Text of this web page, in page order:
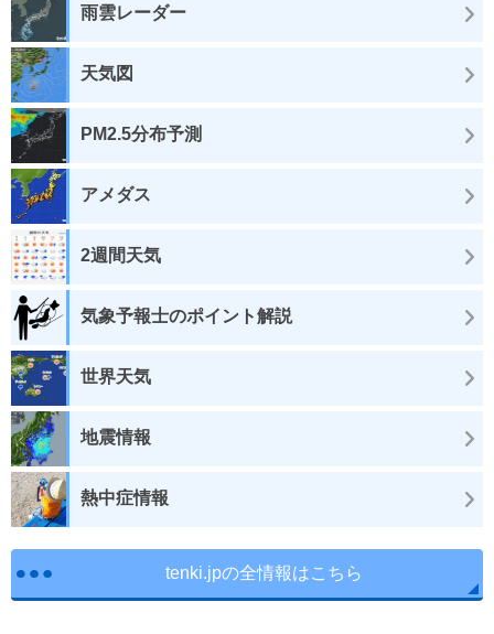
雨雲レーダー
天気図
PM2.5分布予測
アメダス
2週間天気
気象予報士のポイント解説
世界天気
地震情報
熱中症情報
tenki.jpの全情報はこちら